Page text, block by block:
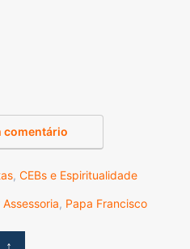
comentário
, CEBs e Espiritualidade
Assessoria, Papa Francisco